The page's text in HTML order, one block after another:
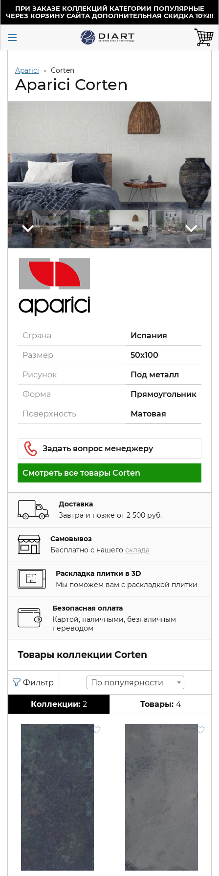
ПРИ ЗАКАЗЕ КОЛЛЕКЦИЙ КАТЕГОРИИ ПОПУЛЯРНЫЕ
ЧЕРЕЗ КОРЗИНУ САЙТА ДОПОЛНИТЕЛЬНАЯ СКИДКА 10%!!!
Aparici Corten
Aparici Corten
Страна Испания
Размер 50x100
Рисунок Под металл
Форма Прямоугольник
Поверxность Матовая
Смотреть все товары Corten
Доставка
Завтра и позже от 2 500 руб.
Самовывоз
Бесплатно с нашего склада
Раскладка плитки в 3D
Мы поможем вам с раскладкой плитки
Безопасная оплата
Картой, наличными, безналичным
переводом
Товары коллекции Corten
По популярности
2 4